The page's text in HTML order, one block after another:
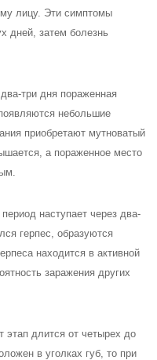
лицу. Эти симптомы
дней, затем болезнь
три дня пораженная
небольшие
приобретают мутноватый
а пораженное место
наступает через два-
герпес, образуются
находится в активной
заражения других
этап длится от четырех до
в уголках губ, то при